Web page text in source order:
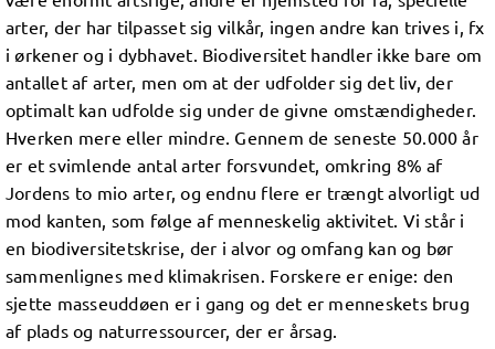
arter, der har tilpasset sig vilkår, ingen andre kan trives i, fx
i ørkener og i dybhavet. Biodiversitet handler ikke bare om
antallet af arter, men om at der udfolder sig det liv, der
optimalt kan udfolde sig under de givne omstændigheder.
Hverken mere eller mindre. Gennem de seneste 50.000 år
er et svimlende antal arter forsvundet, omkring 8% af
Jordens to mio arter, og endnu flere er trængt alvorligt ud
mod kanten, som følge af menneskelig aktivitet. Vi står i
en biodiversitetskrise, der i alvor og omfang kan og bør
sammenlignes med klimakrisen. Forskere er enige: den
sjette masseuddøen er i gang og det er menneskets brug
af plads og naturressourcer, der er årsag.